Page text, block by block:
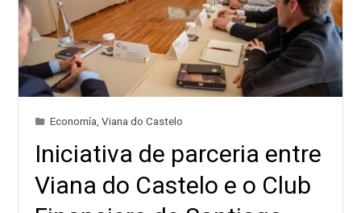
Economía ,Viana do Castelo
Iniciativa de parceria entre
Viana do Castelo e o Club